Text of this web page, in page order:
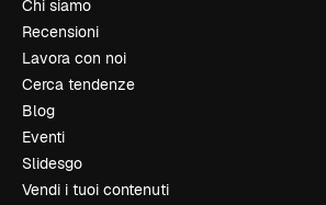
Chi siamo
Recensioni
Lavora con noi
Cerca tendenze
Blog
Eventi
Slidesgo
Vendi i tuoi contenuti